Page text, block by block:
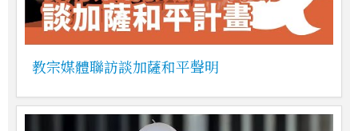
教宗媒體聯訪談加薩和平聲明